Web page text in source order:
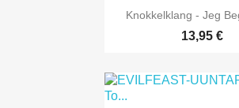

Knokkelklang - Jeg
13,95 €